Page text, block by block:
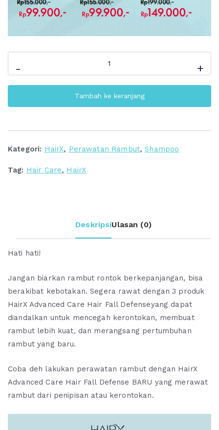
-
Hair
X
Anti-
Shampoo
Rontok
+
Tambah ke keranjang
Kategori: HairX, Perawatan Rambut,Shampoo
Tag: Hair Care, HairX
DeskripsiUlasan (0)
Hati hati!
Jangan biarkan rambut rontok berkepanjangan, bisa
berakibat kebotakan. Segera rawat dengan 3 produk
HairX Advanced Care Hair Fall Defenseyang dapat
diandalkan untuk mencegah kerontokan, membuat
rambut lebih kuat, dan merangsang pertumbuhan
rambut yang baru.
Coba deh lakukan perawatan rambut dengan HairX
Advanced Care Hair Fall Defense BARU yang merawat
rambut dari penipisan atau kerontokan.